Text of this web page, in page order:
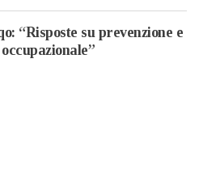
“Risposte su prevenzione e